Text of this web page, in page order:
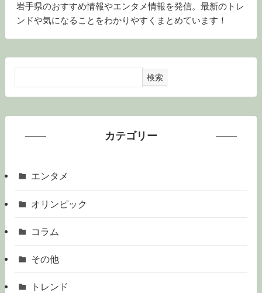
岩手県のおすすめ情報やエンタメ情報を発信。最新のトレ
ンドや気になることをわかりやすくまとめています！
検索
カテゴリー
エンタメ
オリンピック
コラム
その他
トレンド